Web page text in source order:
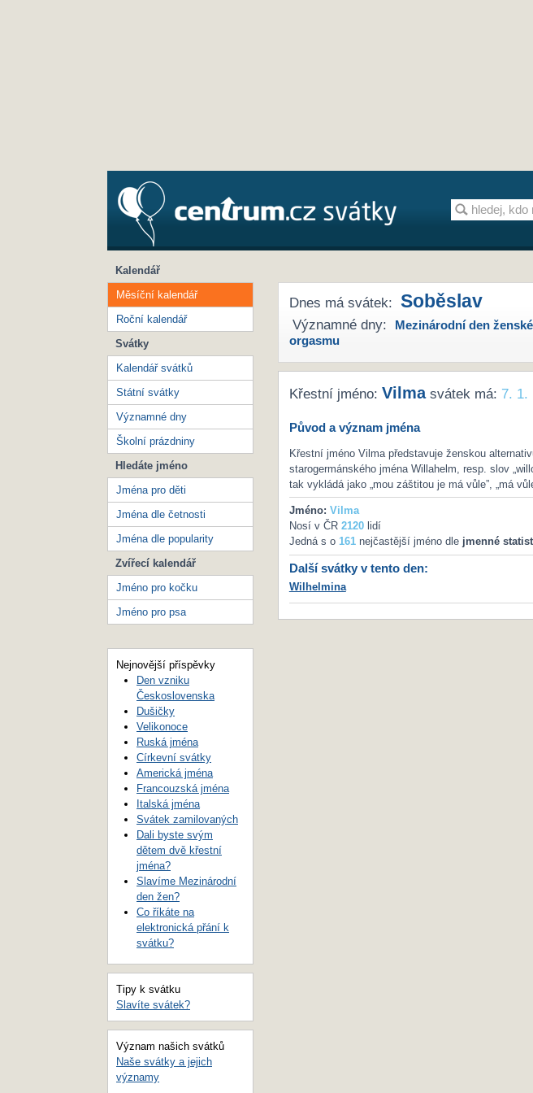
Dnes má svátek: Soběslav
Významné dny:
Mezinárodní den
orgasmu
Křestní jméno: Vilmasvátek má: 7. 1.
Původ a význam jména
Křestní jméno Vilma představuje ženskou
starogermánského jména Willahelm, resp. slov
tak vykládá jako „mou záštitou je má vůle”, „má
Jméno: Vilma
Nosí v ČR 2120lidí
Jedná s o 161nejčastější jméno dle jmenné
Další svátky v tento den:
Wilhelmina
Kalendář
Měsíční kalendář
Roční kalendář
Svátky
Kalendář svátků
Státní svátky
Významné dny
Školní prázdniny
Hledáte jméno
Jména pro děti
Jména dle četnosti
Jména dle popularity
Zvířecí kalendář
Jméno pro kočku
Jméno pro psa
Nejnovější příspěvky
Den vzniku
Československa
Dušičky
Velikonoce
Ruská jména
Církevní svátky
Americká jména
Francouzská jména
Italská jména
Svátek zamilovaných
Dali byste svým
dětem dvě křestní
jména?
Slavíme Mezinárodní
den žen?
Co říkáte na
elektronická přání k
svátku?
Tipy k svátku
Slavíte svátek?
Význam našich svátků
Naše svátky a jejich
významy